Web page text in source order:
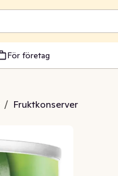
För företag
/ Fruktkonserver